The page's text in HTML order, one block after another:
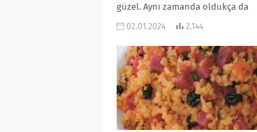
güzel. Aynı zamanda oldukça da
hafif....
02.01.2024 2.144